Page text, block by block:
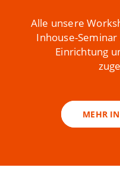
Alle unsere
Inhouse-
Einrichtung
MEHR